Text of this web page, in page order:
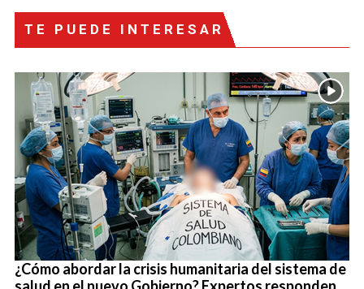
TE PUEDE INTERESAR
¿Cómo abordar la crisis humanitaria del sistema de